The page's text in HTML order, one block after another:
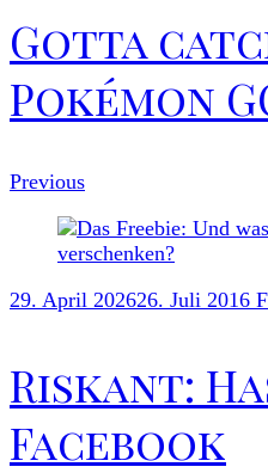
Gotta
Pokémon
Previous
29. April 202626. Juli 2016
Riskant:
Facebook